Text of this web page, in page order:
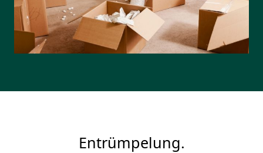
Entrümpelung.